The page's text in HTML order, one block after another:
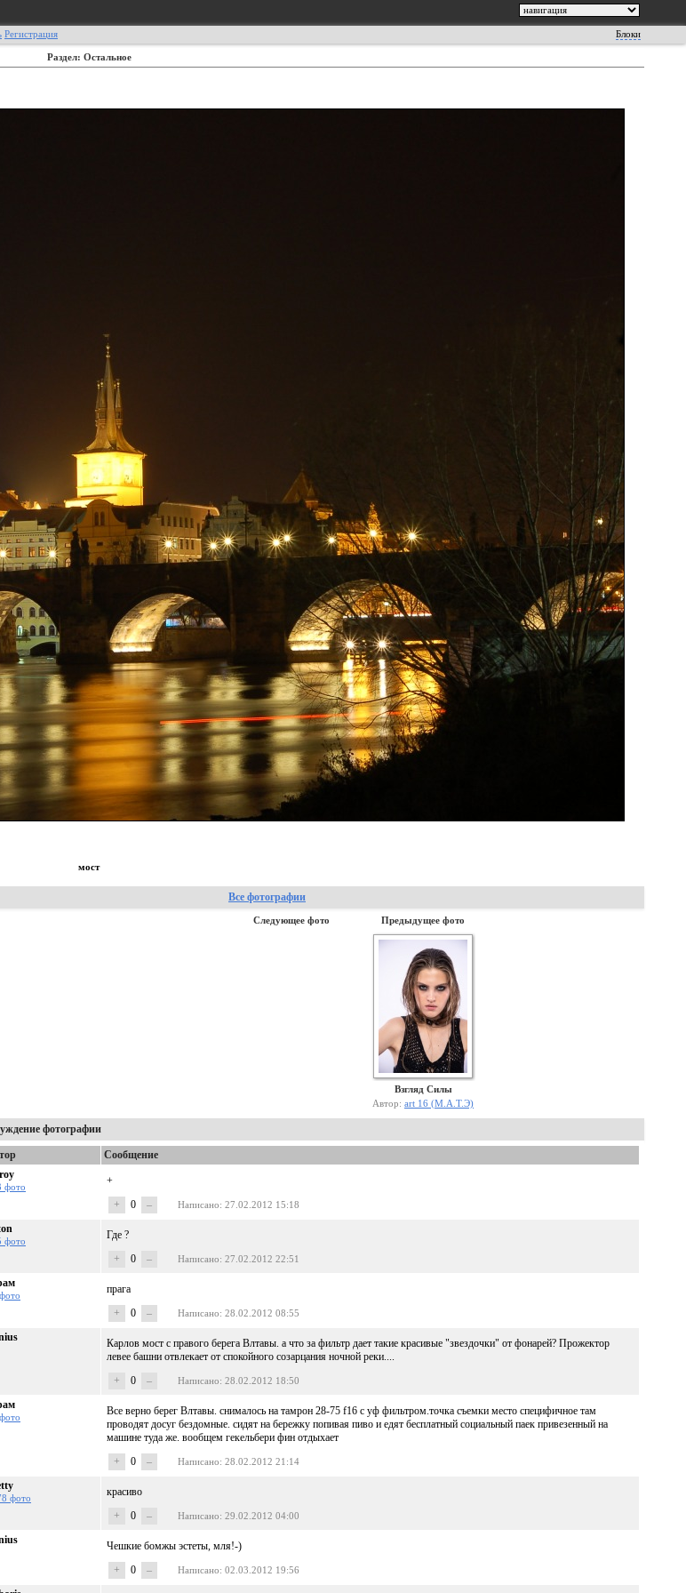
Регистрация Блоки
Раздел: Остальное
мост
Все фотографии
Следующее фото Предыдущее фото
Взгляд Силы
Автор: art 16 (М.А.Т.Э)
фотографии
Сообщение
фото
+
+
0 – Написано: 27.02.2012 15:18
фото
Где ?
+
0 – Написано: 27.02.2012 22:51
прага
+
0 – Написано: 28.02.2012 08:55
Карлов мост с правого берега Влтавы. а что за фильтр дает такие красивые "звездочки" от фонарей? Прожектор
левее башни отвлекает от спокойного созарцания ночной реки....
+
0 – Написано: 28.02.2012 18:50
Все верно берег Влтавы. снималось на тамрон 28-75 f16 с уф фильтром.точка съемки место специфичное там
проводят досуг бездомные. сидят на бережку попивая пиво и едят бесплатный социальный паек привезенный на
машине туда же. вообщем гекельбери фин отдыхает
+
0 – Написано: 28.02.2012 21:14
фото
красиво
+
0 – Написано: 29.02.2012 04:00
Чешкие бомжы эстеты, мля!-)
+
0 – Написано: 02.03.2012 19:56